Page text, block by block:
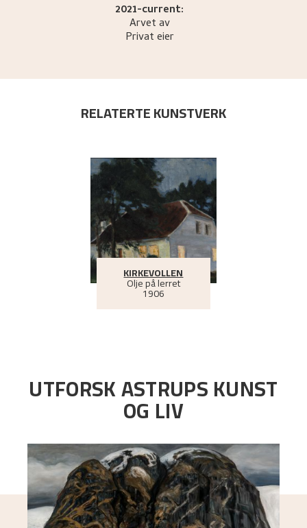
2021-current:
Arvet av
Privat eier
RELATERTE KUNSTVERK
KIRKEVOLLEN
Olje på lerret
1906
UTFORSK ASTRUPS KUNST
OG LIV